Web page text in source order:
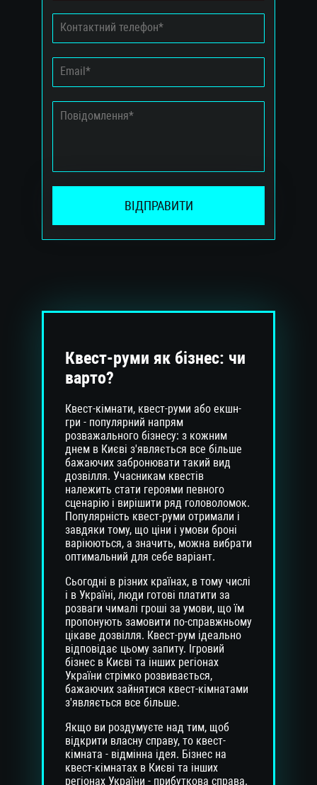
ВІДПРАВИТИ
Квест-руми як бізнес: чи
варто?
Квест-кімнати, квест-руми або екшн-
гри - популярний напрям
розважального бізнесу: з кожним
днем ​​в Києві з'являється все більше
бажаючих забронювати такий вид
дозвілля. Учасникам квестів
належить стати героями певного
сценарію і вирішити ряд головоломок.
Популярність квест-руми отримали і
завдяки тому, що ціни і умови броні
варіюються, а значить, можна вибрати
оптимальний для себе варіант.
Сьогодні в різних країнах, в тому числі
і в Україні, люди готові платити за
розваги чималі гроші за умови, що їм
пропонують замовити по-справжньому
цікаве дозвілля. Квест-рум ідеально
відповідає цьому запиту. Ігровий
бізнес в Києві та інших регіонах
України стрімко розвивається,
бажаючих зайнятися квест-кімнатами
з'являється все більше.
Якщо ви роздумуєте над тим, щоб
відкрити власну справу, то квест-
кімната - відмінна ідея. Бізнес на
квест-кімнатах в Києві та інших
регіонах України - прибуткова справа.